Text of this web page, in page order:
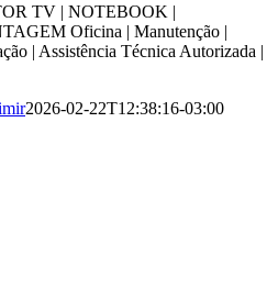
TV | NOTEBOOK |
Oficina | Manutenção |
| Assistência Técnica Autorizada |
2026-02-22T12:38:16-03:00